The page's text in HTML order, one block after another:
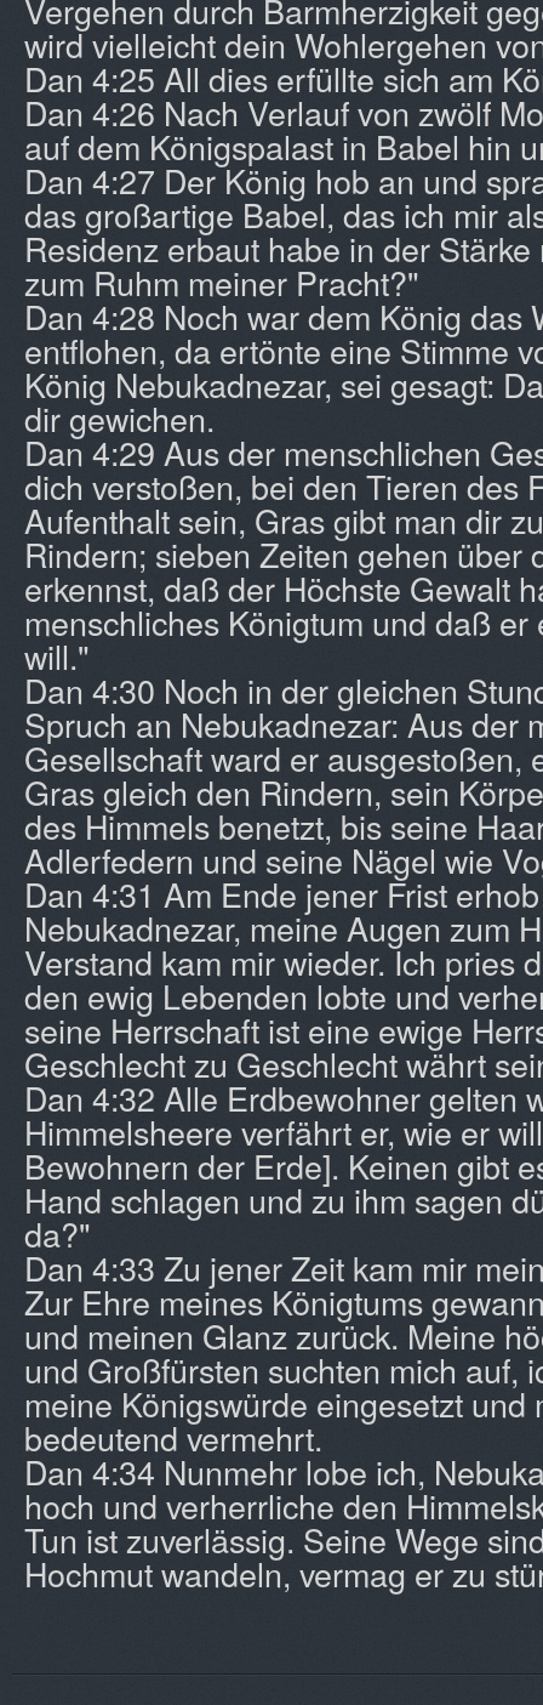
Vergehen durch Barmherzigkeit
wird vielleicht dein Wohlergehen
Dan 4:25 All dies erfüllte sich am
Dan 4:26 Nach Verlauf von zwölf
auf dem Königspalast in Babel hin
Dan 4:27 Der König hob an und
das großartige Babel, das ich mir
Residenz erbaut habe in der
zum Ruhm meiner Pracht?"
Dan 4:28 Noch war dem König das
entflohen, da ertönte eine Stimme
König Nebukadnezar, sei gesagt:
dir gewichen.
Dan 4:29 Aus der menschlichen
dich verstoßen, bei den Tieren des
Aufenthalt sein, Gras gibt man dir
Rindern; sieben Zeiten gehen über
erkennst, daß der Höchste Gewalt
menschliches Königtum und daß er
will."
Dan 4:30 Noch in der gleichen
Spruch an Nebukadnezar: Aus der
Gesellschaft ward er ausgestoßen,
Gras gleich den Rindern, sein
des Himmels benetzt, bis seine
Adlerfedern und seine Nägel wie
Dan 4:31 Am Ende jener Frist
Nebukadnezar, meine Augen zum
Verstand kam mir wieder. Ich pries
den ewig Lebenden lobte und
seine Herrschaft ist eine ewige
Geschlecht zu Geschlecht währt
Dan 4:32 Alle Erdbewohner gelten
Himmelsheere verfährt er, wie er
Bewohnern der Erde]. Keinen gibt
Hand schlagen und zu ihm sagen
da?"
Dan 4:33 Zu jener Zeit kam mir
Zur Ehre meines Königtums
und meinen Glanz zurück. Meine
und Großfürsten suchten mich auf,
meine Königswürde eingesetzt und
bedeutend vermehrt.
Dan 4:34 Nunmehr lobe ich,
hoch und verherrliche den
Tun ist zuverlässig. Seine Wege
Hochmut wandeln, vermag er zu